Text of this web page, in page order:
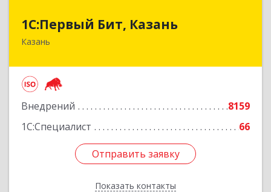
1С:Первый Бит, Казань
Казань
Внедрений
8159
1С:Специалист
66
Отправить заявку
Показать контакты
420133, Татарстан Респ, Казань г, Ямашева пр-
Отправить заявку
Назад